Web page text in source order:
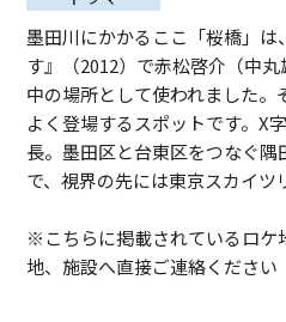
墨田川にかかるここ「桜橋」は
す』（2012）で赤松啓介（中
中の場所として使われました
よく登場するスポットです。X
長。墨田区と台東区をつなぐ
で、視界の先には東京スカイツ
※こちらに掲載されているロケ
地、施設へ直接ご連絡ください